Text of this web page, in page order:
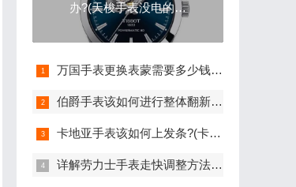
办?(天梭手表没电的处
理方法)
万国手表更换表蒙需要多少钱(详细解析万国手表更换表蒙的费用)
伯爵手表该如何进行整体翻新?(伯爵手表的整体翻新艺术与流程)
卡地亚手表该如何上发条?(卡地亚手表上发条的与技巧分享)
详解劳力士手表走快调整方法：轻松校准时间